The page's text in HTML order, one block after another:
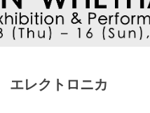
エレクトロニカ